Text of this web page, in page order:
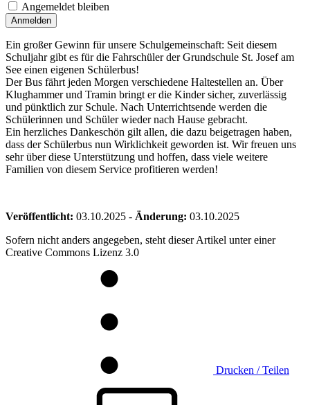
Angemeldet bleiben
Anmelden
Ein großer Gewinn für unsere Schulgemeinschaft: Seit diesem
Schuljahr gibt es für die Fahrschüler der Grundschule St. Josef am
See einen eigenen Schülerbus!
Der Bus fährt jeden Morgen verschiedene Haltestellen an. Über
Klughammer und Tramin bringt er die Kinder sicher, zuverlässig
und pünktlich zur Schule. Nach Unterrichtsende werden die
Schülerinnen und Schüler wieder nach Hause gebracht.
Ein herzliches Dankeschön gilt allen, die dazu beigetragen haben,
dass der Schülerbus nun Wirklichkeit geworden ist. Wir freuen uns
sehr über diese Unterstützung und hoffen, dass viele weitere
Familien von diesem Service profitieren werden!
Veröffentlicht: 03.10.2025 - Änderung: 03.10.2025
Sofern nicht anders angegeben, steht dieser Artikel unter einer
Creative Commons Lizenz 3.0
Drucken / Teilen